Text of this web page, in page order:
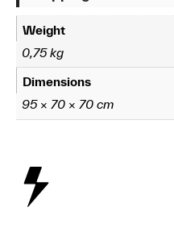
Weight
0,75 kg
Dimensions
95 × 70 × 70 cm